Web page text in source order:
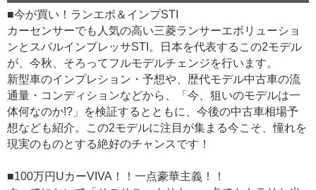
■今が買い！ランエボ＆インプSTI
カーセンサーでも人気の高い三菱ランサーエボリューショ
ンとスバルインプレッサSTI。日本を代表するこの2モデル
が、今秋、そろってフルモデルチェンジを行います。
新型車のインプレション・予想や、歴代モデル中古車の流
通量・コンディションなどから、「今、狙いのモデルは一
体何なのか!?」を検証するとともに、今後の中古車相場予
想なども紹介。この2モデルに注目が集まる今こそ、憧れを
現実のものとする絶好のチャンスです！
■100万円UカーVIVA！！一点豪華主義！！